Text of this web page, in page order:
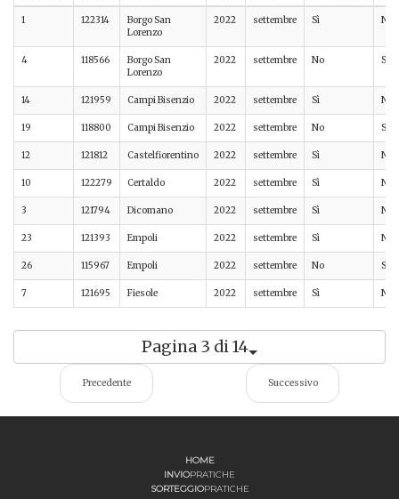
1 122314
Borgo San
Lorenzo
2022 settembre Sì No
4 118566
Borgo San
Lorenzo
2022 settembre No Sì
14 121959 Campi Bisenzio 2022 settembre Sì No
19 118800 Campi Bisenzio 2022 settembre No Sì
12 121812 Castelfiorentino 2022 settembre Sì No
10 122279 Certaldo 2022 settembre Sì No
3 121794 Dicomano 2022 settembre Sì No
23 121393 Empoli 2022 settembre Sì No
26 115967 Empoli 2022 settembre No Sì
7 121695 Fiesole 2022 settembre Sì No
Pagina 3 di 14
Precedente Successivo
HOME
INVIOPRATICHE
SORTEGGIOPRATICHE